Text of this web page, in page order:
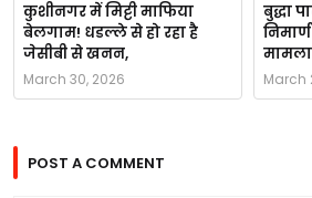
कुशीनगर में मिट्टी माफिया
बेलगाम! धडल्ले से हो रहा है
जेसीबी से खनन,
March 30, 2026
बुद्धा
March
POST A COMMENT